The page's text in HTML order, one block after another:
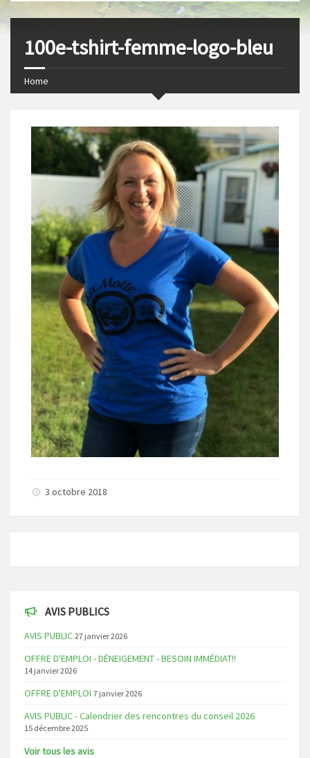
100e-tshirt-femme-logo-bleu
Home
3 octobre 2018
AVIS PUBLICS
AVIS PUBLIC 27 janvier 2026
OFFRE D'EMPLOI - DÉNEIGEMENT - BESOIN IMMÉDIAT!!
14 janvier 2026
OFFRE D'EMPLOI 7 janvier 2026
AVIS PUBLIC - Calendrier des rencontres du conseil 2026
15 décembre 2025
Voir tous les avis